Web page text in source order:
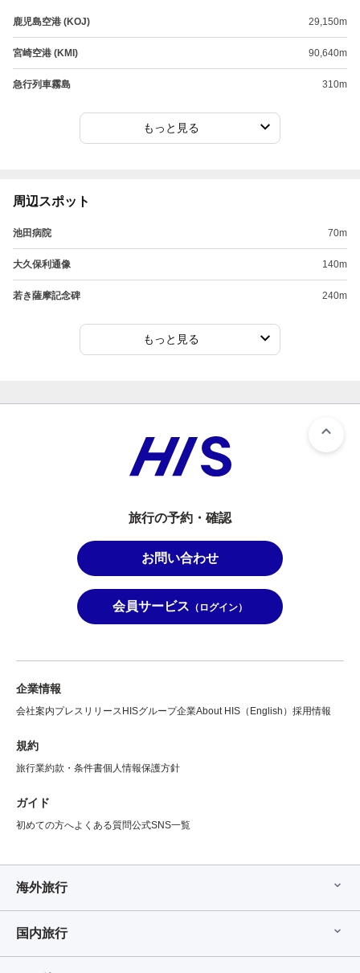
鹿児島空港 (KOJ) 29,150m
宮崎空港 (KMI) 90,640m
急行列車霧島 310m
もっと見る
周辺スポット
池田病院 70m
大久保利通像 140m
若き薩摩記念碑 240m
もっと見る
旅行の予約・確認
お問い合わせ
会員サービス （ログイン）
企業情報
会社案内プレスリリース HISグループ企業About HIS（English） 採用情報
規約
旅行業約款・条件書個人情報保護方針
ガイド
初めての方へよくある質問公式SNS一覧
海外旅行
国内旅行